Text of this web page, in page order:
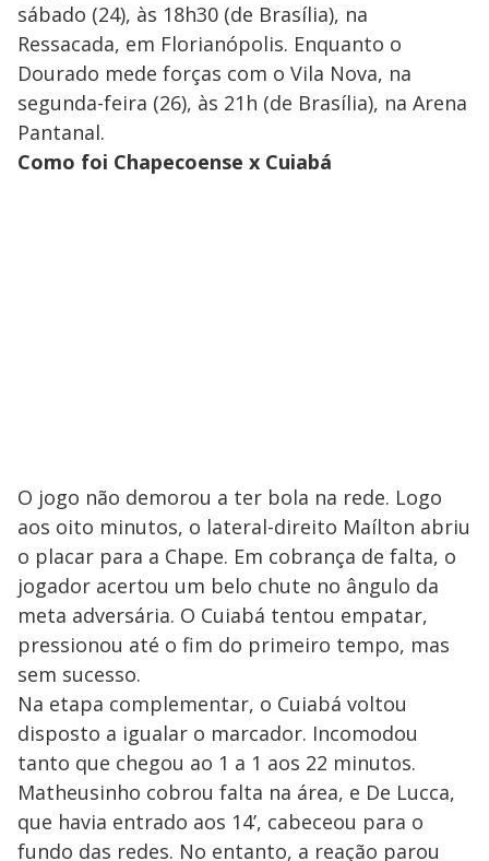
sábado (24), às 18h30 (de Brasília), na
Ressacada, em Florianópolis. Enquanto o
Dourado mede forças com o Vila Nova, na
segunda-feira (26), às 21h (de Brasília), na Arena
Pantanal.
Como foi Chapecoense x Cuiabá
O jogo não demorou a ter bola na rede. Logo
aos oito minutos, o lateral-direito Maílton abriu
o placar para a Chape. Em cobrança de falta, o
jogador acertou um belo chute no ângulo da
meta adversária. O Cuiabá tentou empatar,
pressionou até o fim do primeiro tempo, mas
sem sucesso.
Na etapa complementar, o Cuiabá voltou
disposto a igualar o marcador. Incomodou
tanto que chegou ao 1 a 1 aos 22 minutos.
Matheusinho cobrou falta na área, e De Lucca,
que havia entrado aos 14’, cabeceou para o
fundo das redes. No entanto, a reação parou